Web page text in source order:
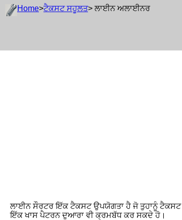
Home>ਟੈਕਸਟ ਸਹੂਲਤ> ਲਾਈਨ ਅਲਾਈਨਰ
ਲਾਈਨ ਸੌਰਟਰ ਇੱਕ ਟੈਕਸਟ ਉਪਯੋਗਤਾ ਹੈ ਜੋ ਤੁਹਾਨੂੰ ਟੈਕਸਟ
ਇੱਕ ਖਾਸ ਪੈਟਰਨ ਦੁਆਰਾ ਵੀ ਕ੍ਰਮਬੱਧ ਕਰ ਸਕਦੇ ਹੋ।